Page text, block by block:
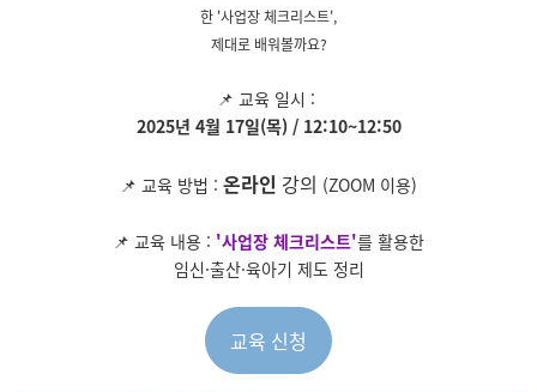
한 '사업장 체크리스트',
제대로 배워볼까요?
📌 교육 일시 :
2025년 4월 17일(목) / 12:10~12:50
📌 교육 방법 : 온라인 강의 (ZOOM 이용)
📌 교육 내용 : '사업장 체크리스트'를 활용한
임신·출산·육아기 제도 정리
교육 신청